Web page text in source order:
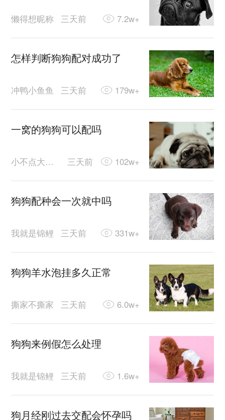
懒得想昵称 三天前 7.2w+
怎样判断狗狗配对成功了
冲鸭小鱼鱼 三天前 179w+
一窝的狗狗可以配吗
小不点大可爱 三天前 102w+
狗狗配种会一次就中吗
我就是锦鲤 三天前 331w+
狗狗羊水泡挂多久正常
撕家不撕家 三天前 6.0w+
狗狗来例假怎么处理
我就是锦鲤 三天前 1.6w+
狗月经刚过去交配会怀孕吗